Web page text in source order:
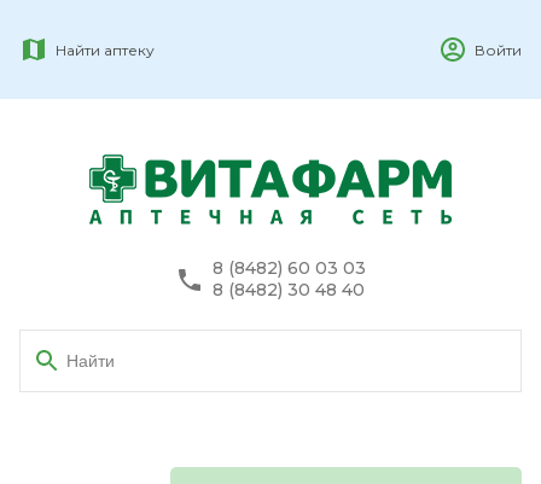
Найти аптеку Войти
8 (8482) 60 03 03
8 (8482) 30 48 40